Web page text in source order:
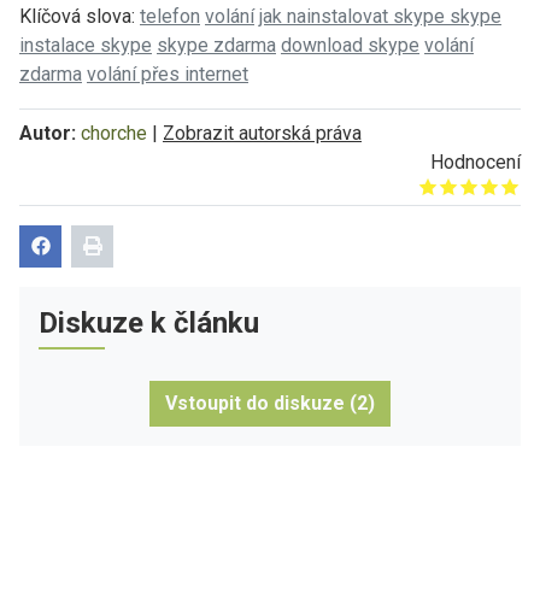
Klíčová slova: telefon volání jak nainstalovat skype skype
instalace skype skype zdarma download skype volání
zdarma volání přes internet
Autor: chorche | Zobrazit autorská práva
Hodnocení
Give it 1/5
Give it 2/5
Give it 3/5
Give it 4/5
Give it 5/5
Diskuze k článku
Vstoupit do diskuze (2)